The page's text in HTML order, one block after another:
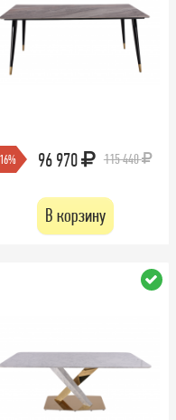
96 970 115 440
В корзину